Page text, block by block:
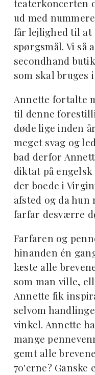
teaterkoncerten
ud med
får lejlighed til at
spørgsmål. Vi så
secondhand
som skal bruges
Annette fortalte
til denne
døde lige inden
meget svag og
bad derfor
diktat på
der boede i
afsted og da hun
farfar desværre
Farfaren og
hinanden én
læste alle
som man ville,
Annette fik
selvom
vinkel. Annette
mange
gemt alle
70'erne?